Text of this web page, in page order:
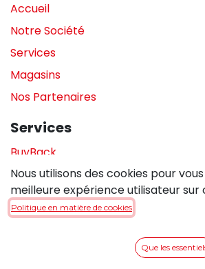
Accueil
Notre Société
Services
Magasins
Nos Partenaires
Services
BuyBack
Assistance en magasin
Réparations
Politique de confidentialité
Nous utilisons des cookies pour
meilleure expérience utilisateur sur
Politique en matière de cookies
Que les